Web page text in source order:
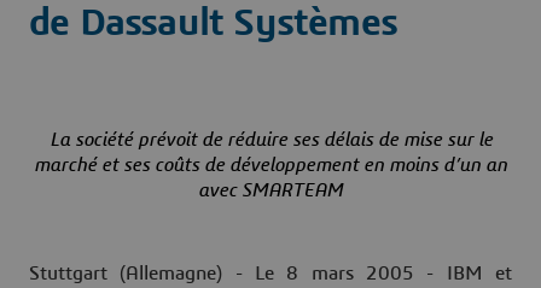
de Dassault Systèmes
La société prévoit de réduire ses délais de mise sur le
marché et ses coûts de développement en moins d’un an
avec SMARTEAM
Stuttgart (Allemagne) - Le 8 mars 2005 -
IBM et